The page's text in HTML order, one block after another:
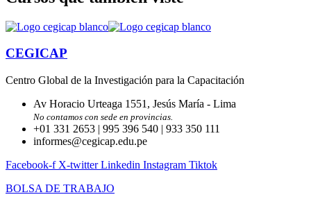
CEGICAP
Centro Global de la Investigación para la Capacitación
Av Horacio Urteaga 1551, Jesús María - Lima
No contamos con sede en provincias.
+01 331 2653 | 995 396 540 | 933 350 111
informes@cegicap.edu.pe
Facebook-f X-twitter Linkedin Instagram Tiktok
BOLSA DE TRABAJO